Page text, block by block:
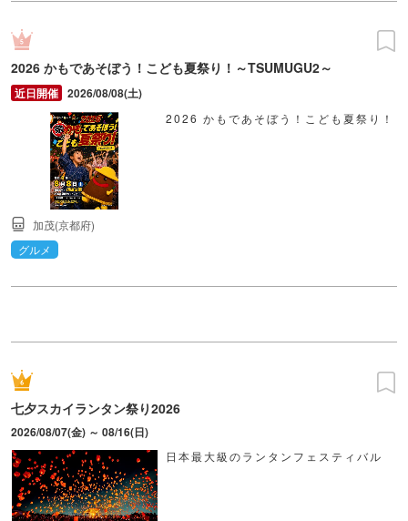
2026 かもであそぼう！こども夏祭り！～TSUMUGU2～
2026/08/08(土)
2026 かもであそぼう！こども夏祭り！
加茂(京都府)
グルメ
七夕スカイランタン祭り2026
2026/08/07(金) ～ 08/16(日)
日本最大級のランタンフェスティバル